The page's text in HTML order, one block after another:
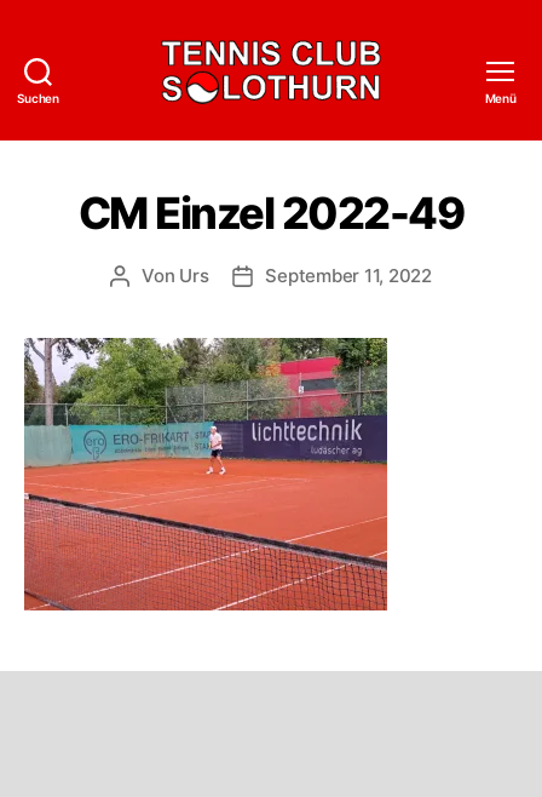
Suchen
Solothurn
Menü
CM Einzel 2022-49
Beitragsautor
Von Urs Veröffentlichungsdatum
September 11, 2022